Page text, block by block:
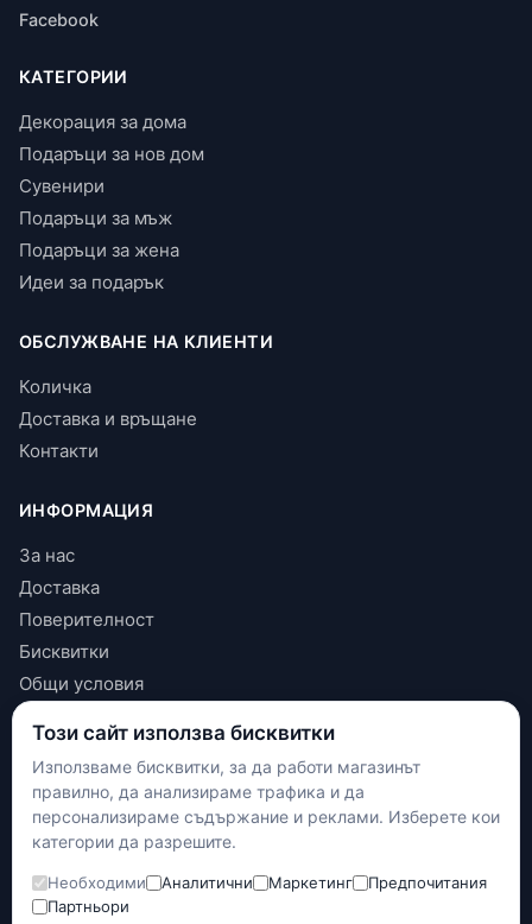
Facebook
КАТЕГОРИИ
Декорация за дома
Подаръци за нов дом
Сувенири
Подаръци за мъж
Подаръци за жена
Идеи за подарък
ОБСЛУЖВАНЕ НА КЛИЕНТИ
Количка
Доставка и връщане
Контакти
ИНФОРМАЦИЯ
За нас
Доставка
Поверителност
Бисквитки
Общи условия
КОНТАКТИ
+(359) 898 719431
contact.maxshop.bg@gmail.com
улица Панайот Волов 42, Шумен
Наложен платеж
Банков превод
Този сайт използва бисквитки
Използваме бисквитки, за да работи магазинът
правилно, да анализираме трафика и да
персонализираме съдържание и реклами. Изберете кои
категории да разрешите.
Необходими Аналитични Маркетинг
Предпочитания
Партньори